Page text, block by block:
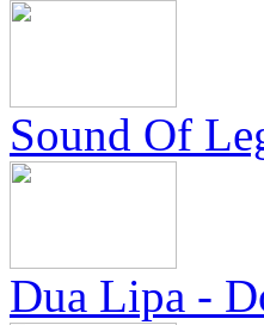
Sound Of
Dua Lipa -